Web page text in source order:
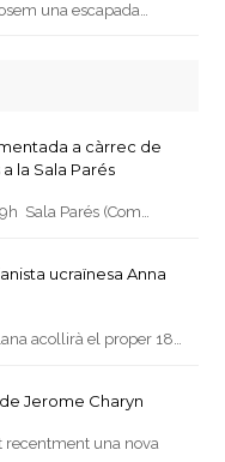
una escapada…
a càrrec de
la Sala Parés
Sala Parés (Com…
ucraïnesa Anna
acollirà el proper 18…
Jerome Charyn
recentment una nova